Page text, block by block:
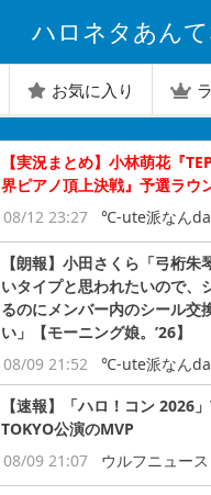
ハロネタあん
お気に入り
【実況まとめ】小林萌花『
界ピアノ頂上決戦』予選ラウ
08/12 23:27
℃-ute派なん
【朗報】小田さくら「弓桁朱
いタイプと思われたいので、
るのにメンバー内のシール交
い」【モーニング娘。’26】
08/09 21:52
℃-ute派なん
【速報】「ハロ！コン 2026
TOKYO公演のMVP
08/09 21:07
ウルフニュース